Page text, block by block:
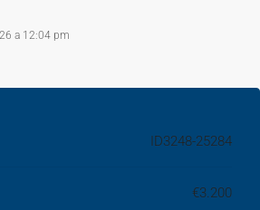
a 12:04 pm
ID3248-25284
€3.200